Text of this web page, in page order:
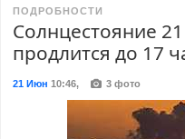
ПОДРОБНОСТИ
Солнцестояние
продлится до 17
21 Июн 10:46, 3 фото